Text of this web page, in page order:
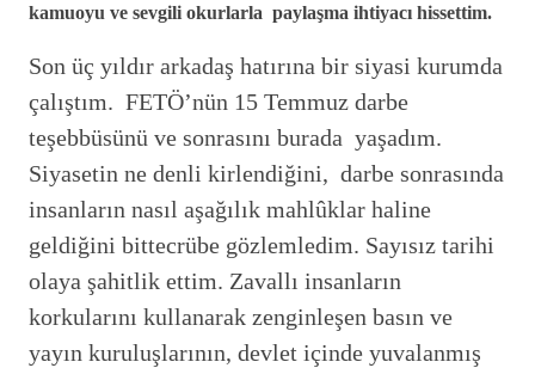
kamuoyu ve sevgili okurlarla paylaşma ihtiyacı hissettim.
Son üç yıldır arkadaş hatırına bir siyasi kurumda
çalıştım. FETÖ’nün 15 Temmuz darbe
teşebbüsünü ve sonrasını burada yaşadım.
Siyasetin ne denli kirlendiğini, darbe sonrasında
insanların nasıl aşağılık mahlûklar haline
geldiğini bittecrübe gözlemledim. Sayısız tarihi
olaya şahitlik ettim. Zavallı insanların
korkularını kullanarak zenginleşen basın ve
yayın kuruluşlarının, devlet içinde yuvalanmış